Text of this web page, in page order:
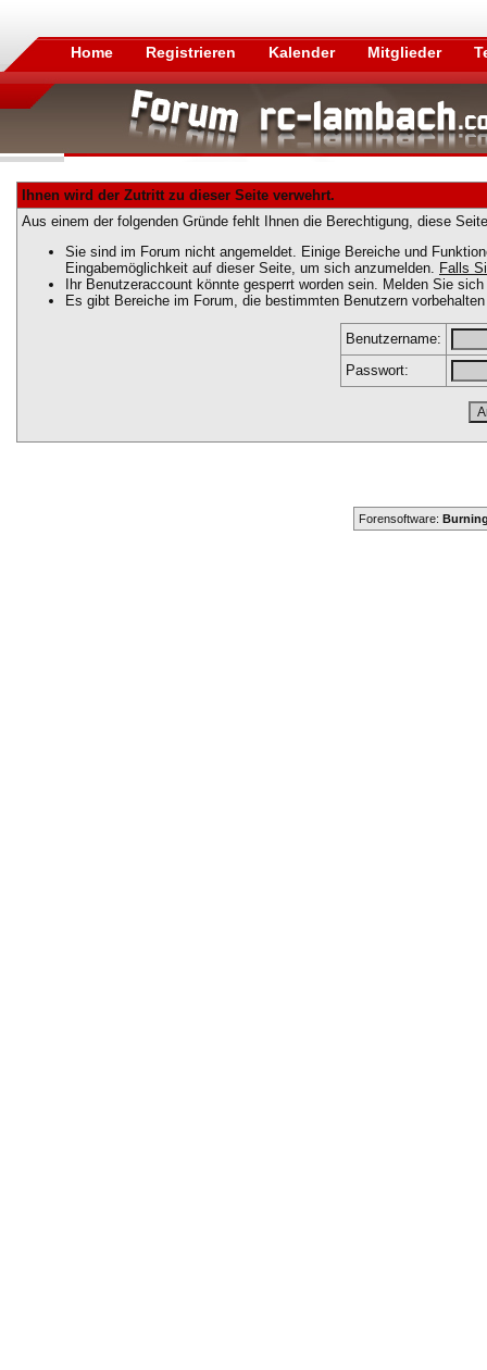
Home Registrieren Kalender Mitglieder
Ihnen wird der Zutritt zu dieser Seite verwehrt.
Aus einem der folgenden Gründe fehlt Ihnen die Berechtigung, diese
Sie sind im Forum nicht angemeldet. Einige Bereiche und
Eingabemöglichkeit auf dieser Seite, um sich anzumelden. Falls
Ihr Benutzeraccount könnte gesperrt worden sein. Melden Sie
Es gibt Bereiche im Forum, die bestimmten Benutzern
Benutzername:
Passwort:
Forensoftware: